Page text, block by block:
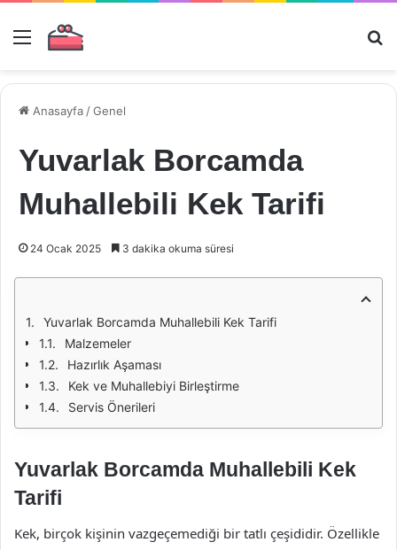
Menü
Anasayfa /Genel
Yuvarlak Borcamda
Muhallebili Kek Tarifi
24 Ocak 2025 3 dakika okuma süresi
Yuvarlak Borcamda Muhallebili Kek Tarifi
Malzemeler
Hazırlık Aşaması
Kek ve Muhallebiyi Birleştirme
Servis Önerileri
Yuvarlak Borcamda Muhallebili Kek
Tarifi
Kek, birçok kişinin vazgeçemediği bir tatlı çeşididir. Özellikle